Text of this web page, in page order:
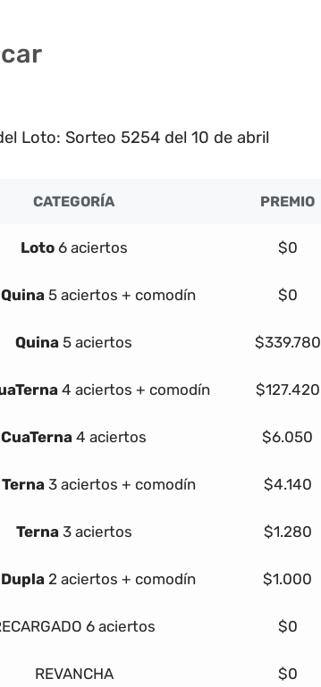
Loto: Sorteo 5254 del 10 de abril
CATEGORÍA PREMIO
Loto 6 aciertos $0
Quina 5 aciertos + comodín $0
Quina 5 aciertos $339.780
Terna 4 aciertos + comodín $127.420
CuaTerna 4 aciertos $6.050
Terna 3 aciertos + comodín $4.140
Terna 3 aciertos $1.280
2 aciertos + comodín $1.000
6 aciertos $0
REVANCHA $0